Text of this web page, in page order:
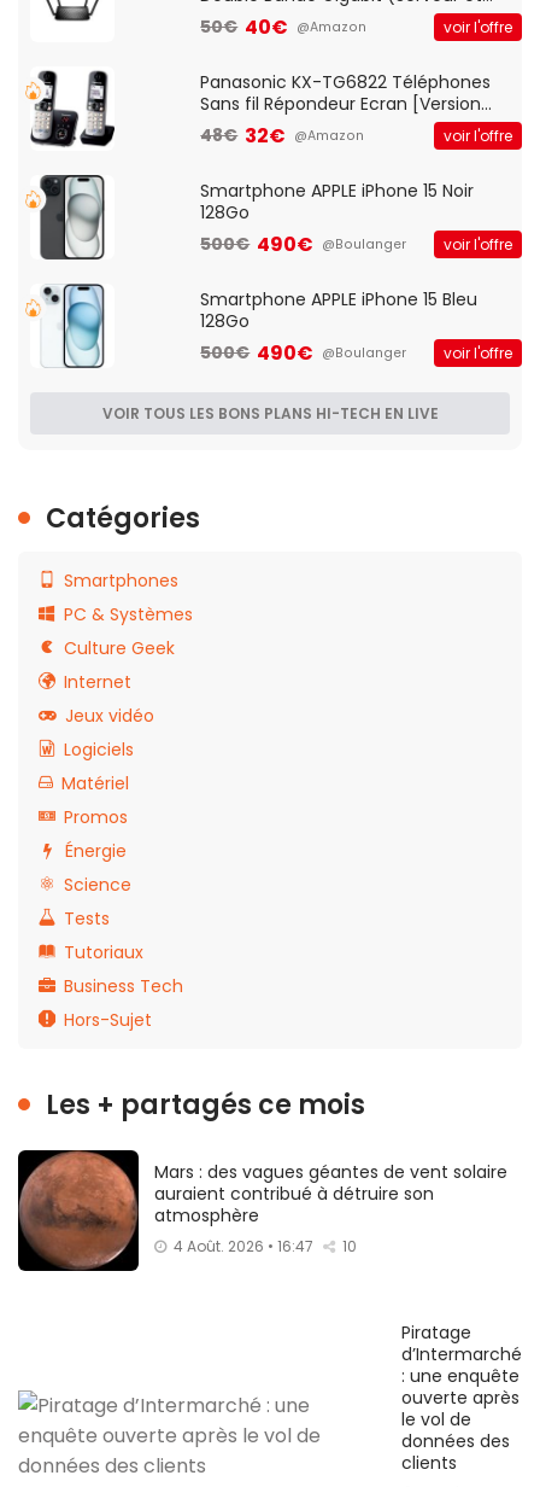
Client VPN, Triple Vlan, Mode Point
d'accès et Bridge, contrôle Parental,
50€ 40€ @Amazon voir l'offre
Panasonic KX-TG6822 Téléphones
Sans fil Répondeur Ecran [Version
Française]
48€ 32€ @Amazon voir l'offre
Smartphone APPLE iPhone 15 Noir
128Go
500€ 490€ @Boulanger voir l'offre
Smartphone APPLE iPhone 15 Bleu
128Go
500€ 490€ @Boulanger voir l'offre
VOIR TOUS LES BONS PLANS HI-TECH EN LIVE
Catégories
Smartphones
PC & Systèmes
Culture Geek
Internet
Jeux vidéo
Logiciels
Matériel
Promos
Énergie
Science
Tests
Tutoriaux
Business Tech
Hors-Sujet
Les + partagés ce mois
Mars : des vagues géantes de vent solaire
auraient contribué à détruire son
atmosphère
4 Août. 2026 • 16:47 10
Piratage
d’Intermarché
: une enquête
ouverte après
le vol de
données des
clients